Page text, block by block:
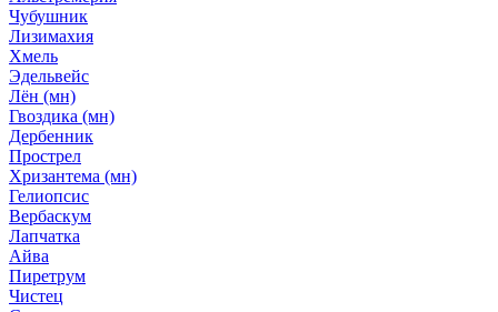
Чубушник
Лизимахия
Хмель
Эдельвейс
Лён (мн)
Гвоздика (мн)
Дербенник
Прострел
Хризантема (мн)
Гелиопсис
Вербаскум
Лапчатка
Айва
Пиретрум
Чистец